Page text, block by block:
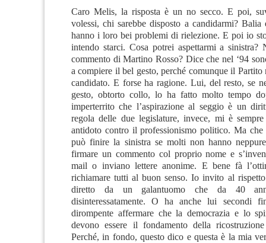
Caro Melis, la risposta è un no secco. E poi,
volessi, chi sarebbe disposto a candidarmi? Balia
hanno i loro bei problemi di rielezione. E poi io
intendo starci. Cosa potrei aspettarmi a
commento di Martino Rosso? Dice che nel ‘94
a compiere il bel gesto, perché comunque il Partito
candidato. E forse ha ragione. Lui, del resto, se
gesto, obtorto collo, lo ha fatto molto tempo
imperterrito che l’aspirazione al seggio è un
regola delle due legislature, invece, mi è
antidoto contro il professionismo politico. Ma che
può finire la sinistra se molti non hanno
firmare un commento col proprio nome e
mail o inviano lettere anonime. E bene fà
richiamare tutti al buon senso. Io invito al
diretto da un galantuomo che da 40
disinteressatamente. O ha anche lui secondi
dirompente affermare che la democrazia e lo
devono essere il fondamento della
Perché, in fondo, questo dico e questa è la mia